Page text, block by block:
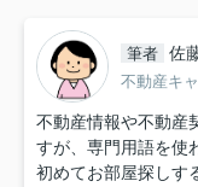
筆者 佐
不動産キ
不動産情報や不動産
すが、専門用語を使
初めてお部屋探しす